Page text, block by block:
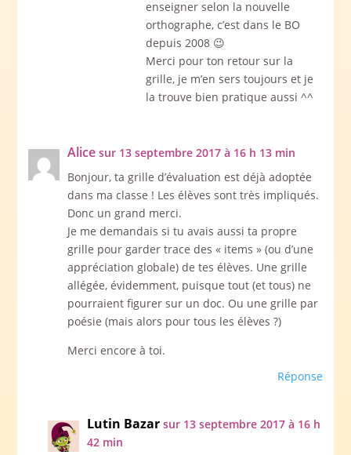
enseigner selon la nouvelle
orthographe, c’est dans le BO
depuis 2008 😉
Merci pour ton retour sur la
grille, je m’en sers toujours et je
la trouve bien pratique aussi ^^
Alice sur 13 septembre 2017 à 16 h 13 min
Bonjour, ta grille d’évaluation est déjà adoptée
dans ma classe ! Les élèves sont très impliqués.
Donc un grand merci.
Je me demandais si tu avais aussi ta propre
grille pour garder trace des « items » (ou d’une
appréciation globale) de tes élèves. Une grille
allégée, évidemment, puisque tout (et tous) ne
pourraient figurer sur un doc. Ou une grille par
poésie (mais alors pour tous les élèves ?)
Merci encore à toi.
Réponse
Lutin Bazar sur 13 septembre 2017 à 16 h
42 min